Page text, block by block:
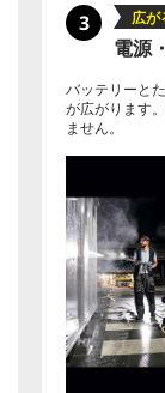
3 広が
電源
バッテリーと
が広がります
ません。